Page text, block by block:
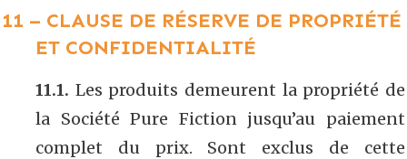
11 – CLAUSE DE RÉSERVE DE PROPRIÉTÉ
ET CONFIDENTIALITÉ
11.1. Les produits demeurent la propriété de
la Société Pure Fiction jusqu’au paiement
complet du prix. Sont exclus de cette